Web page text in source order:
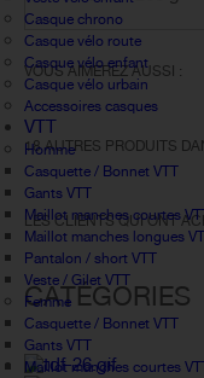
Casque chrono
Casque vélo route
Casque vélo enfant
Casque vélo urbain
Accessoires casques
VTT
Homme
Casquette / Bonnet VTT
Gants VTT
Maillot manches courtes
Maillot manches longues
Pantalon / short VTT
Veste / Gilet VTT
Femme
Casquette / Bonnet VTT
Gants VTT
Maillot manches courtes
VOUS AIMEREZ AUSSI :
18 AUTRES PRODUITS
LES CLIENTS QUI ONT
CATÉGORIES